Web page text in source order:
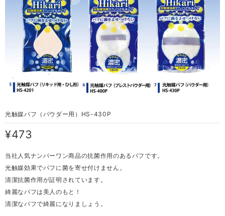
光触媒パフ（パウダー用）HS-430P
¥473
当社人気ナンバーワン商品の抗菌作用のあるパフです。
光触媒効果でパフに菌を寄せ付けません。
清潔抗菌作用が証明されています。
綺麗なパフは美人のもと！
清潔なパフで綺麗になりましょう。